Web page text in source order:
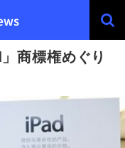
商標権めぐり